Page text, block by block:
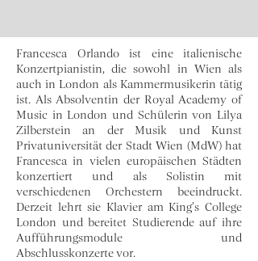
Francesca Orlando ist eine italienische
Konzertpianistin, die sowohl in Wien als
auch in London als Kammermusikerin tätig
ist. Als Absolventin der Royal Academy of
Music in London und Schülerin von Lilya
Zilberstein an der Musik und Kunst
Privatuniversität der Stadt Wien (MdW) hat
Francesca in vielen europäischen Städten
konzertiert und als Solistin mit
verschiedenen Orchestern beeindruckt.
Derzeit lehrt sie Klavier am King’s College
London und bereitet Studierende auf ihre
Aufführungsmodule und
Abschlusskonzerte vor.